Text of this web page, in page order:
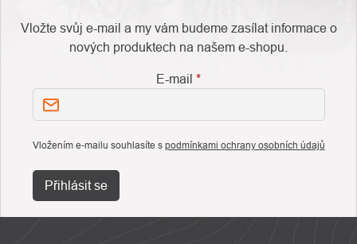
Vložte svůj e-mail a my vám budeme zasílat informace o
nových produktech na našem e-shopu.
E-mail
Vložením e-mailu souhlasíte s podmínkami ochrany osobních údajů
Přihlásit se